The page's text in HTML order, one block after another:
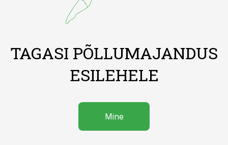
TAGASI PÕLLUMAJANDUS
ESILEHELE
Mine